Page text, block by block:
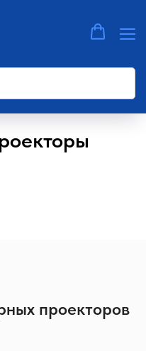
»
проекторов